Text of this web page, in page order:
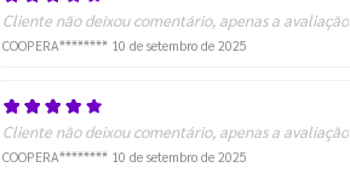
Cliente não deixou comentário, apenas a avaliação
COOPERA******** 10 de setembro de 2025
Cliente não deixou comentário, apenas a avaliação
COOPERA******** 10 de setembro de 2025